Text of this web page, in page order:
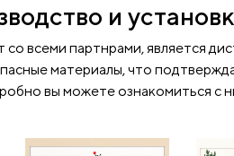
и
всеми партнрами, является
материалы, что
вы можете ознакомиться с